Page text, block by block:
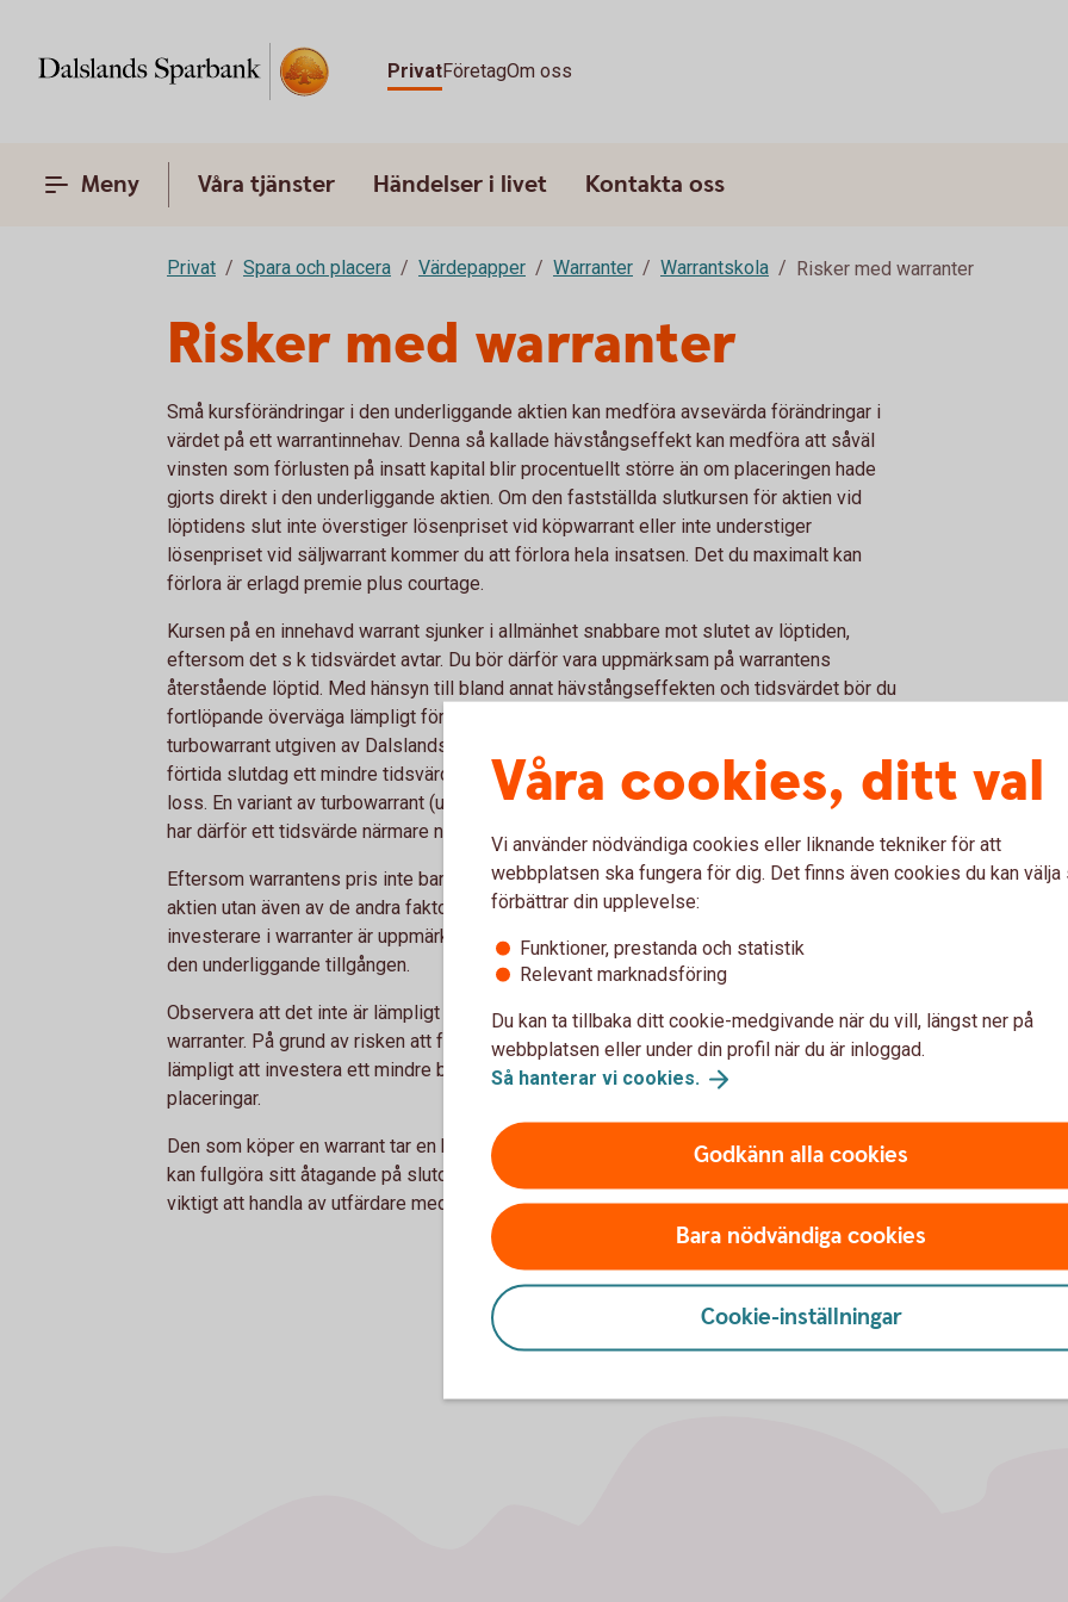
PrivatFöretagOm oss
Meny Våra tjänster Händelser i livet Kontakta oss
Privat Spara och placera Värdepapper Warranter Warrantskola Risker med warranter
Risker med warranter
Små kursförändringar i den underliggande aktien kan medföra avsevärda förändringar i
värdet på ett warrantinnehav. Denna så kallade hävstångseffekt kan medföra att såväl
vinsten som förlusten på insatt kapital blir procentuellt större än om placeringen hade
gjorts direkt i den underliggande aktien. Om den fastställda slutkursen för aktien vid
löptidens slut inte överstiger lösenpriset vid köpwarrant eller inte understiger
lösenpriset vid säljwarrant kommer du att förlora hela insatsen. Det du maximalt kan
förlora är erlagd premie plus courtage.
Kursen på en innehavd warrant sjunker i allmänhet snabbare mot slutet av löptiden,
eftersom det s k tidsvärdet avtar. Du bör därför vara uppmärksam på warrantens
återstående löptid. Med hänsyn till bland annat hävstångseffekten och tidsvärdet bör du
fortlöpande överväga lämpligt försäljningstillfälle för innehavda warranter. En
turbowarrant utgiven av Dalslands Sparbank har genom sin stop-loss och eventuella
förtida slutdag ett mindre tidsvärde jämfört med en traditionell warrant som saknar stop-
loss. En variant av turbowarrant (unlimited turbowarrant) saknar förutbestämd slutdag och
har därför ett tidsvärde närmare noll.
Eftersom warrantens pris inte bara påverkas av kursförändringar i den underliggande
aktien utan även av de andra faktorer som nämnts ovan är det viktigt att du som
investerare i warranter är uppmärksam, både på marknaden i stort och kursutvecklingen i
den underliggande tillgången.
Observera att det inte är lämpligt att investera hela det kapital du har till förfogande i
warranter. På grund av risken att förlora hela det investerade beloppet är det mer
lämpligt att investera ett mindre belopp i warranter och resterande belopp i säkrare
placeringar.
Den som köper en warrant tar en kreditrisk på utfärdaren. Risken finns att utfärdaren inte
kan fullgöra sitt åtagande på slutdagen. När du tänker handla warranter är det därför
viktigt att handla av utfärdare med hög kreditvärdighet.
Våra cookies, ditt val
Vi använder nödvändiga cookies eller liknande tekniker för att
webbplatsen ska fungera för dig. Det finns även cookies du kan välja
förbättrar din upplevelse:
Funktioner, prestanda och statistik
Relevant marknadsföring
Du kan ta tillbaka ditt cookie-medgivande när du vill, längst ner på
webbplatsen eller under din profil när du är inloggad.
Så hanterar vi cookies.
Godkänn alla cookies
Bara nödvändiga cookies
Cookie-inställningar